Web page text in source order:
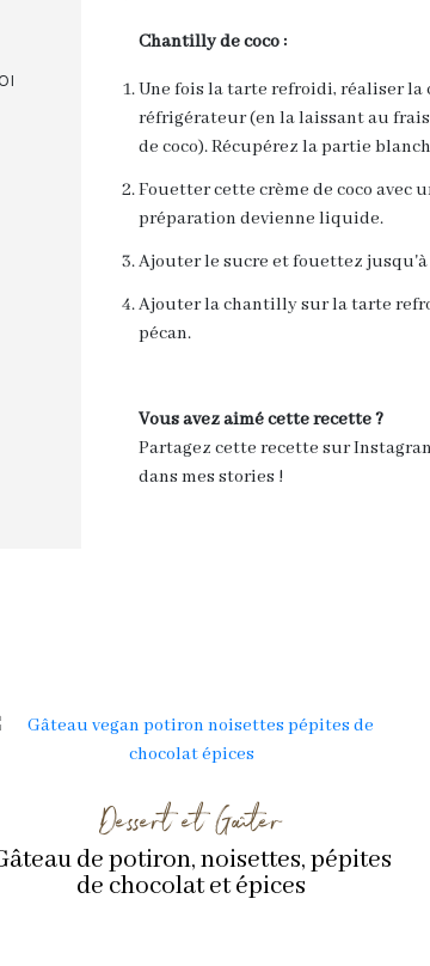
Chantilly de coco :
Une fois la tarte refroidi, réaliser
réfrigérateur (en la laissant au
de coco). Récupérez la partie
Fouetter cette crème de coco avec
préparation devienne liquide.
Ajouter le sucre et fouettez
Ajouter la chantilly sur la tarte
pécan.
Vous avez aimé cette recette ?
Partagez cette recette sur
dans mes stories !
Dessert et Goûter
de potiron, noisettes, pépites
de chocolat et épices